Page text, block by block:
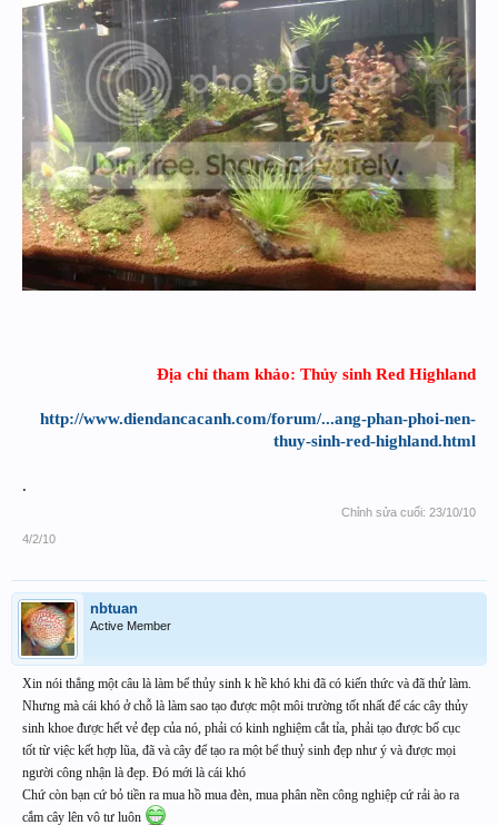
Địa chỉ tham khảo: Thủy sinh Red Highland
http://www.diendancacanh.com/forum/...ang-phan-phoi-nen-
thuy-sinh-red-highland.html
.
Chỉnh sửa cuối: 23/10/10
4/2/10
nbtuan
Active Member
Xin nói thẳng một câu là làm bể thủy sinh k hề khó khi đã có kiến thức và đã thử làm.
Nhưng mà cái khó ở chỗ là làm sao tạo được một môi trường tốt nhất để các cây thủy
sinh khoe được hết vẻ đẹp của nó, phải có kinh nghiệm cắt tỉa, phải tạo được bố cục
tốt từ việc kết hợp lũa, đã và cây để tạo ra một bể thuỷ sinh đẹp như ý và được mọi
người công nhận là đẹp. Đó mới là cái khó
Chứ còn bạn cứ bỏ tiền ra mua hồ mua đèn, mua phân nền công nghiệp cứ rải ào ra
cắm cây lên vô tư luôn